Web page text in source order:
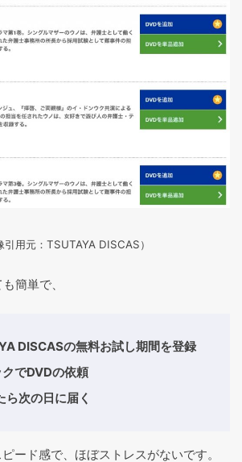
引用元：TSUTAYA DISCAS）
簡単で、
DISCASの無料お試し期間を登録
でDVDの依頼
ら次の日に届く
ード感で、ほぼストレスがないです。